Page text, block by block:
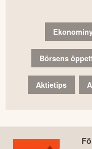
Börsens
Aktietips